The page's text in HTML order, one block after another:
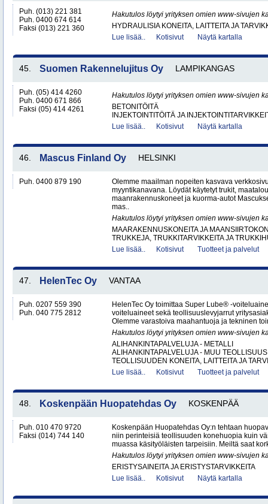
Puh. (013) 221 381
Puh. 0400 674 614
Faksi (013) 221 360
Hakutulos löytyi yrityksen omien www-sivujen
HYDRAULISIA KONEITA, LAITTEITA JA
Lue lisää..
Kotisivut Näytä kartalla
45. Suomen Rakennelujitus Oy LAMPIKANGAS
Puh. (05) 414 4260
Puh. 0400 671 866
Faksi (05) 414 4261
Hakutulos löytyi yrityksen omien www-sivujen
BETONITÖITÄ
INJEKTOINTITÖITÄ JA
Lue lisää..
Kotisivut Näytä kartalla
46. Mascus Finland Oy HELSINKI
Puh. 0400 879 190
Olemme maailman nopeiten kasvava
myyntikanavana. Löydät käytetyt trukit,
maanrakennuskoneet ja kuorma-autot
mas..
Hakutulos löytyi yrityksen omien www-sivujen
MAARAKENNUSKONEITA JA
TRUKKEJA, TRUKKITARVIKKEITA JA
Lue lisää..
Kotisivut Tuotteet ja palvelut
47. HelenTec Oy VANTAA
Puh. 0207 559 390
Puh. 040 775 2812
HelenTec Oy toimittaa Super Lube® -
voiteluaineet sekä teollisuuslevyjarrut
Olemme varastoiva maahantuoja ja tekninen
Hakutulos löytyi yrityksen omien www-sivujen
ALIHANKINTAPALVELUJA - METALLI
ALIHANKINTAPALVELUJA - MUU TEOLLISUUS
TEOLLISUUDEN KONEITA, LAITTEITA JA
Lue lisää..
Kotisivut Tuotteet ja palvelut
48. Koskenpään Huopatehdas Oy KOSKENPÄÄ
Puh. 010 470 9720
Faksi (014) 744 140
Koskenpään Huopatehdas Oy:n tehtaan
niin perinteisiä teollisuuden konehuopia kuin
muassa käsityöläisten tarpeisiin. Meiltä saat
Hakutulos löytyi yrityksen omien www-sivujen
ERISTYSAINEITA JA ERISTYSTARVIKKEITA
Lue lisää..
Kotisivut Näytä kartalla